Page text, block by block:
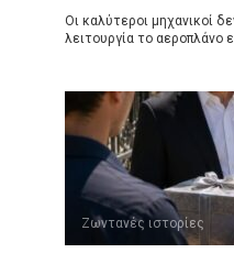
Οι καλύτεροι μηχανικοί
λειτουργία το αεροπλάνο
Ζωντανές ιστορίες